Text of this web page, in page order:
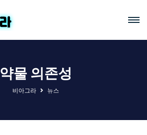
약물 의존성
비아그라 뉴스